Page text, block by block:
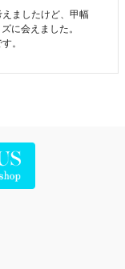
ましたけど、甲幅
に会えました。
。